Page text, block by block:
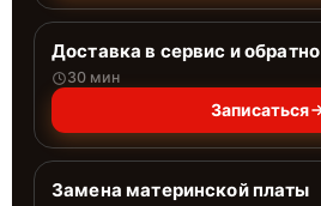
Доставка в сервис и обратно
30 мин
Записаться
Замена материнской платы